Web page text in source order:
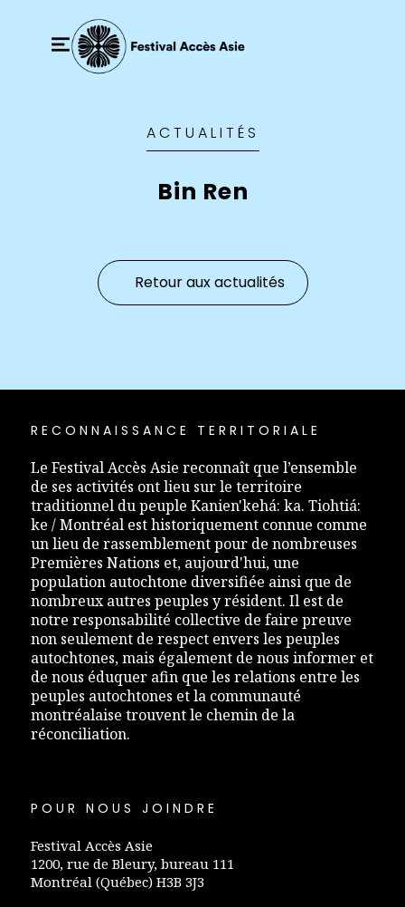
ACTUALITÉS
Bin Ren
Retour aux actualités
RECONNAISSANCE TERRITORIALE
Le Festival Accès Asie reconnaît que l’ensemble
de ses activités ont lieu sur le territoire
traditionnel du peuple Kanien'kehá: ka. Tiohtiá:
ke / Montréal est historiquement connue comme
un lieu de rassemblement pour de nombreuses
Premières Nations et, aujourd'hui, une
population autochtone diversifiée ainsi que de
nombreux autres peuples y résident. Il est de
notre responsabilité collective de faire preuve
non seulement de respect envers les peuples
autochtones, mais également de nous informer et
de nous éduquer afin que les relations entre les
peuples autochtones et la communauté
montréalaise trouvent le chemin de la
réconciliation.
POUR NOUS JOINDRE
Festival Accès Asie
1200, rue de Bleury, bureau 111
Montréal (Québec) H3B 3J3